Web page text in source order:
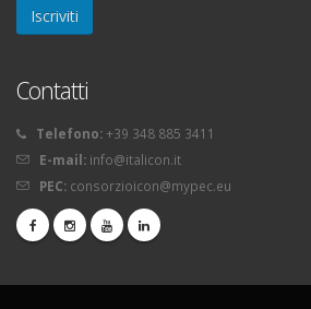
Contatti
Telefono: +39 348 885 3411
E-mail: info@italicon.it
PEC: consorzioicon@mypec.eu